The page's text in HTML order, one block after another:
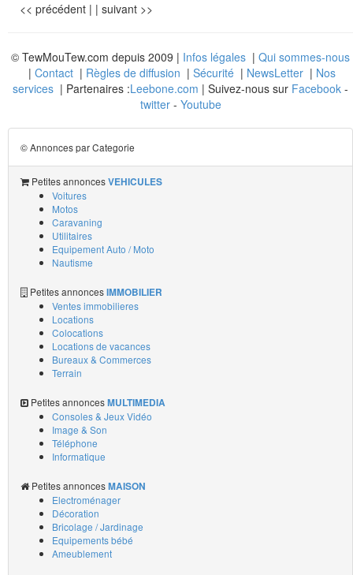
<< précédent | | suivant >>
© TewMouTew.com depuis 2009 | Infos légales | Qui sommes-nous
| Contact | Règles de diffusion | Sécurité | NewsLetter | Nos
services | Partenaires :Leebone.com | Suivez-nous sur Facebook -
twitter- Youtube
© Annonces par Categorie
Petites annoncesVEHICULES
Voitures
Motos
Caravaning
Utilitaires
Equipement Auto / Moto
Nautisme
Petites annoncesIMMOBILIER
Ventes immobilieres
Locations
Colocations
Locations de vacances
Bureaux & Commerces
Terrain
Petites annoncesMULTIMEDIA
Consoles & Jeux Vidéo
Image & Son
Téléphone
Informatique
Petites annoncesMAISON
Electroménager
Décoration
Bricolage / Jardinage
Equipements bébé
Ameublement